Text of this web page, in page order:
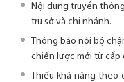
Nội dung truyền
trụ sở và chi nhánh.
Thông báo nội bộ
chiến lược mới từ cấp
Thiếu khả năng theo